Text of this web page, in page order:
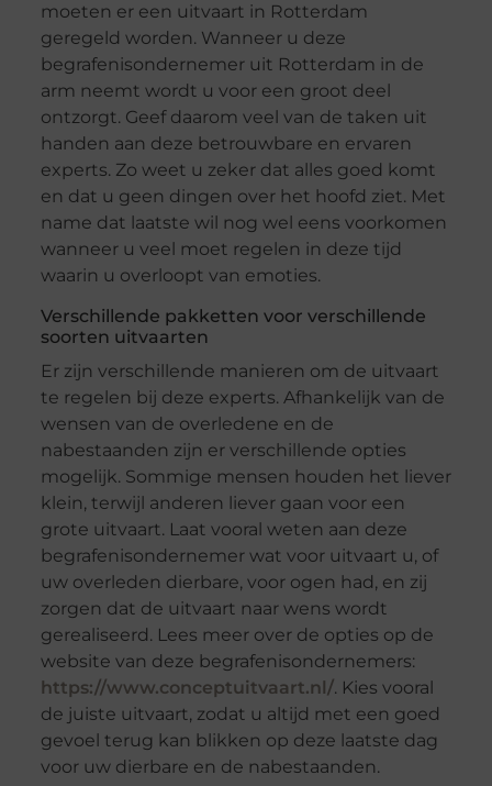
moeten er een uitvaart in Rotterdam
geregeld worden. Wanneer u deze
begrafenisondernemer uit Rotterdam in de
arm neemt wordt u voor een groot deel
ontzorgt. Geef daarom veel van de taken uit
handen aan deze betrouwbare en ervaren
experts. Zo weet u zeker dat alles goed komt
en dat u geen dingen over het hoofd ziet. Met
name dat laatste wil nog wel eens voorkomen
wanneer u veel moet regelen in deze tijd
waarin u overloopt van emoties.
Verschillende pakketten voor verschillende
soorten uitvaarten
Er zijn verschillende manieren om de uitvaart
te regelen bij deze experts. Afhankelijk van de
wensen van de overledene en de
nabestaanden zijn er verschillende opties
mogelijk. Sommige mensen houden het liever
klein, terwijl anderen liever gaan voor een
grote uitvaart. Laat vooral weten aan deze
begrafenisondernemer wat voor uitvaart u, of
uw overleden dierbare, voor ogen had, en zij
zorgen dat de uitvaart naar wens wordt
gerealiseerd. Lees meer over de opties op de
website van deze begrafenisondernemers:
https://www.conceptuitvaart.nl/. Kies vooral
de juiste uitvaart, zodat u altijd met een goed
gevoel terug kan blikken op deze laatste dag
voor uw dierbare en de nabestaanden.